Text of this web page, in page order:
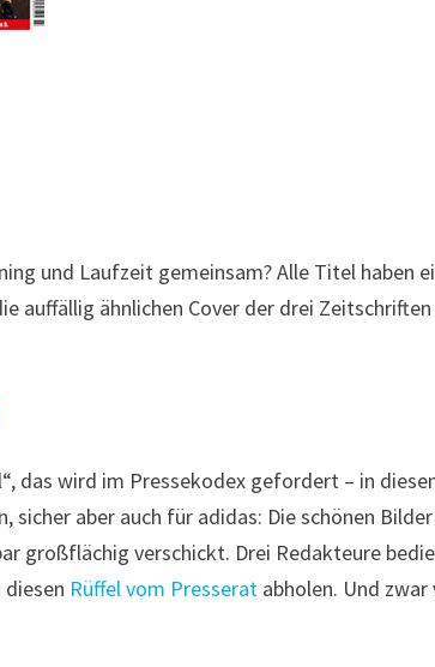
und Laufzeit gemeinsam? Alle Titel haben
auffällig ähnlichen Cover der drei
das wird im Pressekodex gefordert – in
aber auch für adidas: Die schönen
großflächig verschickt. Drei Redakteure
Rüffel vom Presserat abholen. Und